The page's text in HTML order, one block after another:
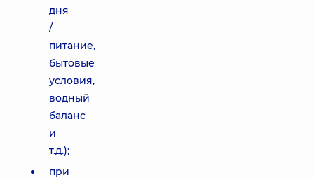
дня
/
питание,
бытовые
условия,
водный
баланс
и
т.д.);
при